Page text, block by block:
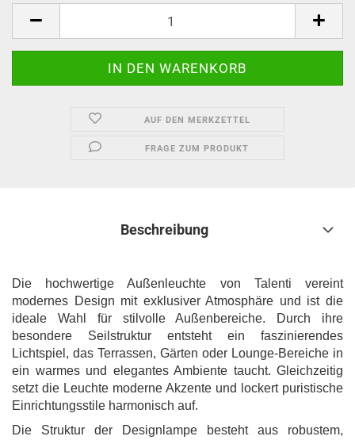
AUF DEN MERKZETTEL
FRAGE ZUM PRODUKT
Beschreibung
Die hochwertige Außenleuchte von Talenti vereint
modernes Design mit exklusiver Atmosphäre und ist die
ideale Wahl für stilvolle Außenbereiche. Durch ihre
besondere Seilstruktur entsteht ein faszinierendes
Lichtspiel, das Terrassen, Gärten oder Lounge-Bereiche in
ein warmes und elegantes Ambiente taucht. Gleichzeitig
setzt die Leuchte moderne Akzente und lockert puristische
Einrichtungsstile harmonisch auf.
Die Struktur der Designlampe besteht aus robustem,